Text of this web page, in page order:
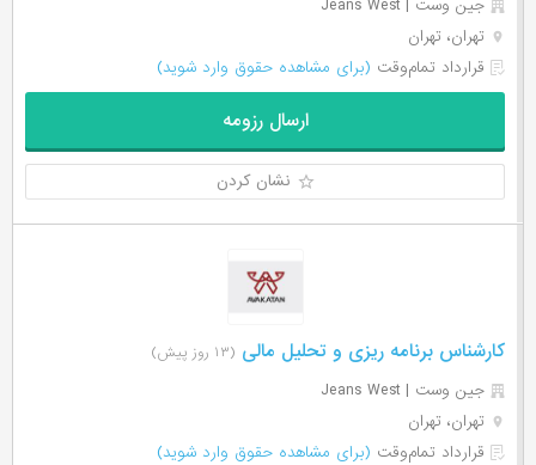
جین وست | Jeans West
تهران، تهران
قرارداد تمام‌وقت (برای مشاهده حقوق وارد شوید)
ارسال رزومه
نشان کردن
کارشناس برنامه ریزی و تحلیل مالی (۱۳ روز پیش)
جین وست | Jeans West
تهران، تهران
قرارداد تمام‌وقت (برای مشاهده حقوق وارد شوید)